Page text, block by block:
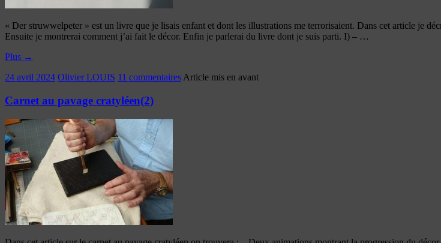
« Der struwwelpeter » est un livre que je lisais enfant et dont les illustrations me terrorisaient. Dans cet article je
Ensuite je montrerai comment j’ai fait le décor. Enfin je parlerai du livre dont je suis parti. I) – …
Plus →
24 avril 2024 Olivier LOUIS 11 commentaires Article mis en avant
Carnet au pavage cratyléen(2)